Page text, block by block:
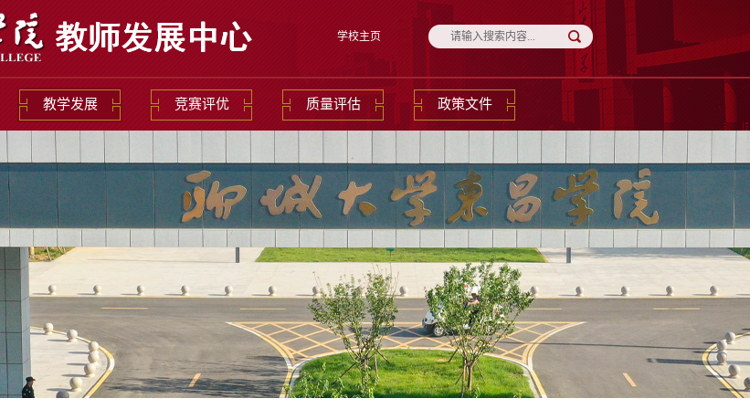
学校主页
教学发展 竞赛评优 质量评估 政策文件